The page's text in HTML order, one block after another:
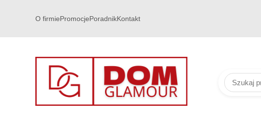
O firmiePromocjePoradnikKontakt